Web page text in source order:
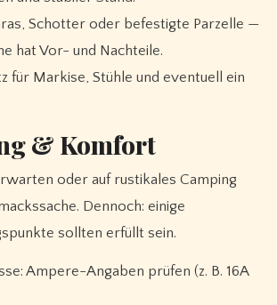
Schotter oder befestigte Parzelle —
hat Vor- und Nachteile.
für Markise, Stühle und eventuell ein
& Komfort
oder auf rustikales Camping
Dennoch: einige
sollten erfüllt sein.
Ampere-Angaben prüfen (z. B. 16A